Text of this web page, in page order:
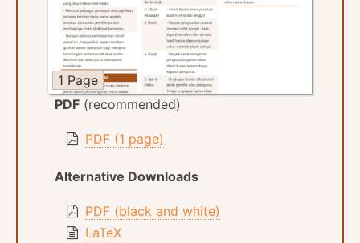
1 Page
PDF (recommended)
PDF (1 page)
Alternative Downloads
PDF (black and white)
LaTeX